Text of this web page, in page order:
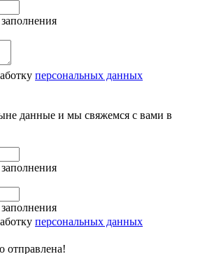
персональных данных
данные и мы свяжемся с вами в
персональных данных